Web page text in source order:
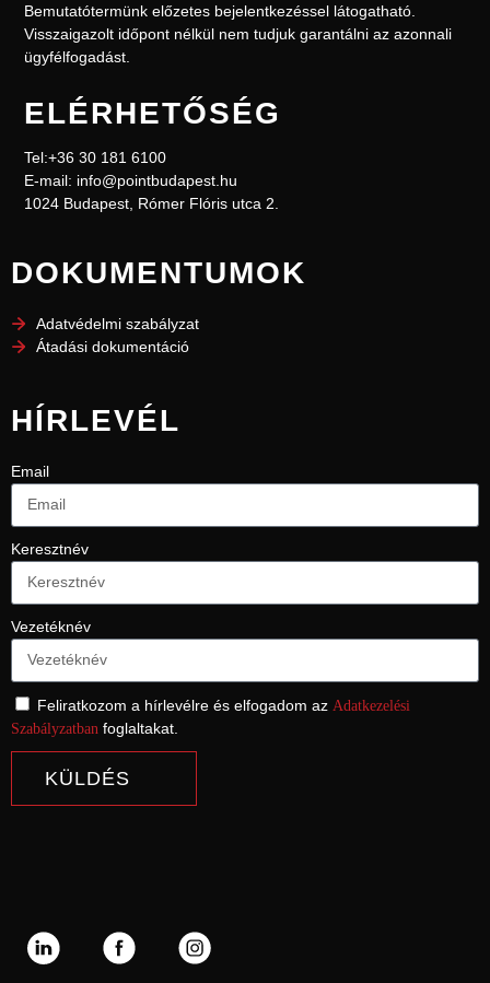
Bemutatótermünk előzetes bejelentkezéssel látogatható.
Visszaigazolt időpont nélkül nemtudjuk garantálni az azonnali
ügyfélfogadást.
ELÉRHETŐSÉG
Tel:+36 30 181 6100
E-mail: info@pointbudapest.hu
1024 Budapest, Rómer Flóris utca 2.
DOKUMENTUMOK
Adatvédelmi szabályzat
Átadási dokumentáció
HÍRLEVÉL
Email
Keresztnév
Vezetéknév
Feliratkozom a hírlevélre és elfogadom az Adatkezelési
Szabályzatban foglaltakat.
KÜLDÉS